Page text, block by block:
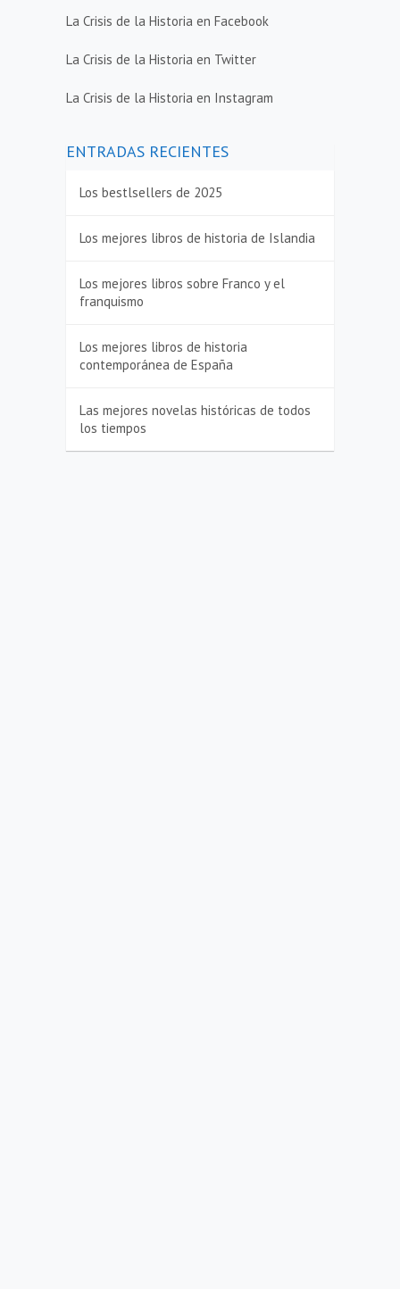
La Crisis de la Historia en Facebook
La Crisis de la Historia en Twitter
La Crisis de la Historia en Instagram
ENTRADAS RECIENTES
Los bestlsellers de 2025
Los mejores libros de historia de Islandia
Los mejores libros sobre Franco y el
franquismo
Los mejores libros de historia
contemporánea de España
Las mejores novelas históricas de todos
los tiempos